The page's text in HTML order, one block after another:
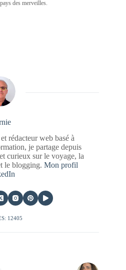
des merveilles.
rédacteur web basé à
je partage depuis
curieux sur le voyage, la
le blogging. Mon profil
12405